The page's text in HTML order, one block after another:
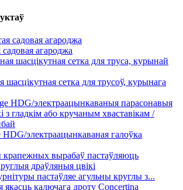
агароджа
сетка для трусоў, курынага
HDG/электраацынкаваная галоўка
пастаўляе агульны круглы з...